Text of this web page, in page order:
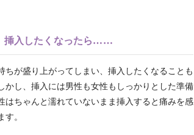
挿入したくなったら……
ちが盛り上がってしまい、挿入したくなることも
かし、挿入には男性も女性もしっかりとした準備
はちゃんと濡れていないまま挿入すると痛みを感
す。